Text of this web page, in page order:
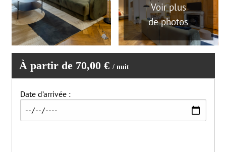
Voir plus
de photos
À partir de 70,00 € / nuit
Date d’arrivée :